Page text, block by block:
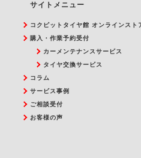
サイトメニュー
コクピットタイヤ館 オンラインスト
購入・作業予約受付
カーメンテナンスサービス
タイヤ交換サービス
コラム
サービス事例
ご相談受付
お客様の声